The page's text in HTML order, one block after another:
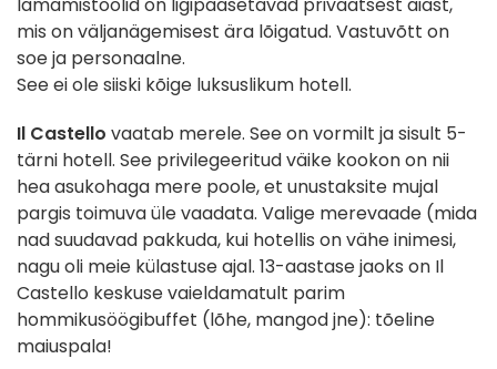
lamamistoolid on ligipääsetavad privaatsest aiast,
mis on väljanägemisest ära lõigatud. Vastuvõtt on
soe ja personaalne.
See ei ole siiski kõige luksuslikum hotell.
Il Castello vaatab merele. See on vormilt ja sisult 5-
tärni hotell. See privilegeeritud väike kookon on nii
hea asukohaga mere poole, et unustaksite mujal
pargis toimuva üle vaadata. Valige merevaade (mida
nad suudavad pakkuda, kui hotellis on vähe inimesi,
nagu oli meie külastuse ajal. 13-aastase jaoks on Il
Castello keskuse vaieldamatult parim
hommikusöögibuffet (lõhe, mangod jne): tõeline
maiuspala!